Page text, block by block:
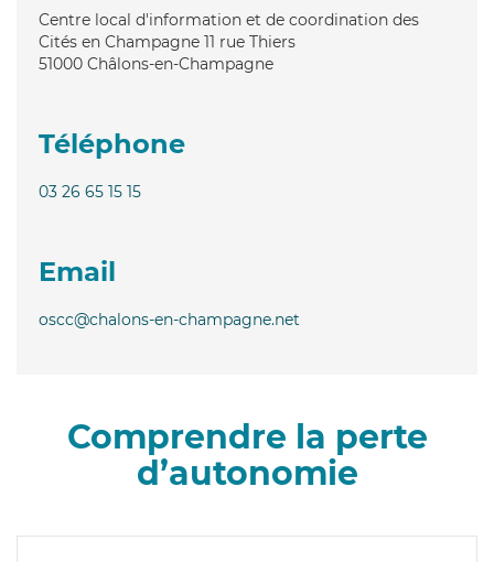
Centre local d'information et de coordination des
Cités en Champagne 11 rue Thiers
51000 Châlons-en-Champagne
Téléphone
03 26 65 15 15
Email
oscc@chalons-en-champagne.net
Comprendre la perte
d’autonomie